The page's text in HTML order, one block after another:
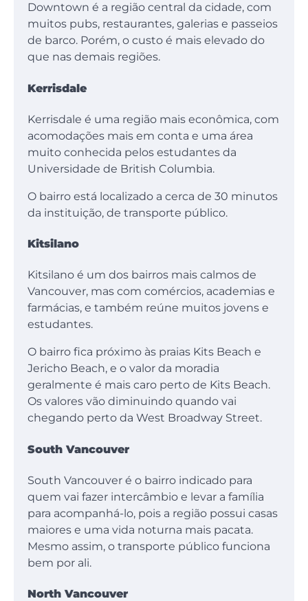
Downtown é a região central da cidade, com
muitos pubs, restaurantes, galerias e passeios
de barco. Porém, o custo é mais elevado do
que nas demais regiões.
Kerrisdale
Kerrisdale é uma região mais econômica, com
acomodações mais em conta e uma área
muito conhecida pelos estudantes da
Universidade de British Columbia.
O bairro está localizado a cerca de 30 minutos
da instituição, de transporte público.
Kitsilano
Kitsilano é um dos bairros mais calmos de
Vancouver, mas com comércios, academias e
farmácias, e também reúne muitos jovens e
estudantes.
O bairro fica próximo às praias Kits Beach e
Jericho Beach, e o valor da moradia
geralmente é mais caro perto de Kits Beach.
Os valores vão diminuindo quando vai
chegando perto da West Broadway Street.
South Vancouver
South Vancouver é o bairro indicado para
quem vai fazer intercâmbio e levar a família
para acompanhá-lo, pois a região possui casas
maiores e uma vida noturna mais pacata.
Mesmo assim, o transporte público funciona
bem por ali.
North Vancouver